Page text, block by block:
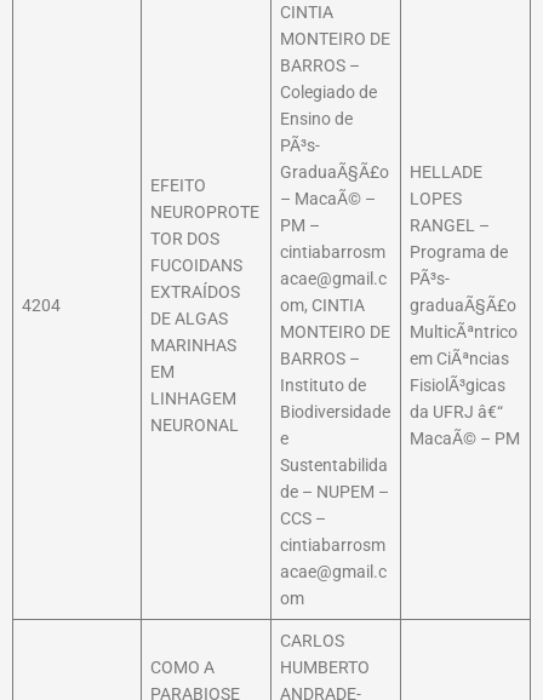
4204
EFEITO
NEUROPROTE
TOR DOS
FUCOIDANS
EXTRAÍDOS
DE ALGAS
MARINHAS
EM
LINHAGEM
NEURONAL
CINTIA
MONTEIRO DE
BARROS –
Colegiado de
Ensino de
PÃ³s-
GraduaÃ§Ã£o
– MacaÃ© –
PM –
cintiabarrosm
acae@gmail.c
om, CINTIA
MONTEIRO DE
BARROS –
Instituto de
Biodiversidade
e
Sustentabilida
de – NUPEM –
CCS –
cintiabarrosm
acae@gmail.c
om
HELLADE
LOPES
RANGEL –
Programa de
PÃ³s-
graduaÃ§Ã£o
MulticÃªntrico
em CiÃªncias
FisiolÃ³gicas
da UFRJ â€“
MacaÃ© – PM
COMO A
PARABIOSE
CARLOS
HUMBERTO
ANDRADE-